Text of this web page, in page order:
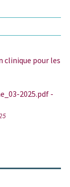
clinique pour les
2025.pdf -